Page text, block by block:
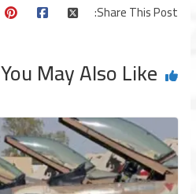
Share This Post:
You May Also Like